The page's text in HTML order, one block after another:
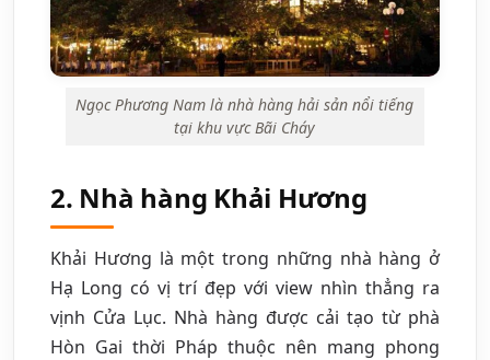
Ngọc Phương Nam là nhà hàng hải sản nổi tiếng
tại khu vực Bãi Cháy
2. Nhà hàng Khải Hương
Khải Hương là một trong những nhà hàng ở
Hạ Long có vị trí đẹp với view nhìn thẳng ra
vịnh Cửa Lục. Nhà hàng được cải tạo từ phà
Hòn Gai thời Pháp thuộc nên mang phong